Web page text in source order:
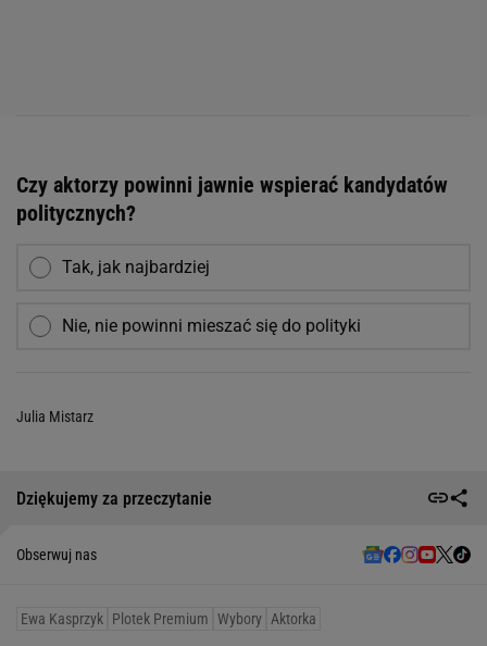
Czy aktorzy powinni jawnie wspierać kandydatów
politycznych?
Tak, jak najbardziej
Nie, nie powinni mieszać się do polityki
Julia Mistarz
Dziękujemy za przeczytanie
Obserwuj nas
Ewa Kasprzyk Plotek Premium Wybory Aktorka